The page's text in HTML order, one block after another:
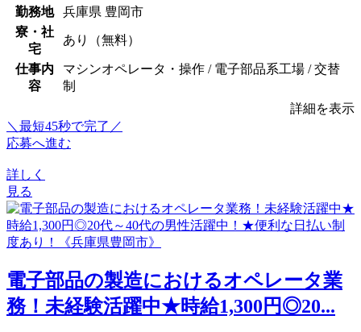
勤務地
兵庫県 豊岡市
寮・社
宅
あり（無料）
仕事内
容
マシンオペレータ・操作 / 電子部品系工場 / 交替
制
詳細を表示
＼最短45秒で完了／
応募へ進む
詳しく
見る
電子部品の製造におけるオペレータ業
務！未経験活躍中★時給1,300円◎20...